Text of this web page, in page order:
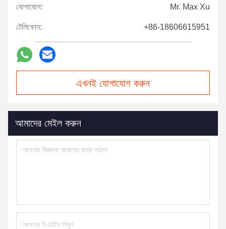
যোগাযোগ: Mr. Max Xu
টেলিফোন: +86-18606615951
এখনই যোগাযোগ করুন
আমাদের মেইল করুন